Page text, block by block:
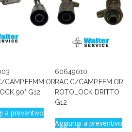
CAMP.FEMM.OR
90° G12
a preventivo
60649010
RAC.C/CAMP.FEM.OR
ROTOLOCK DRITTO
G12
Aggiungi a preventivo